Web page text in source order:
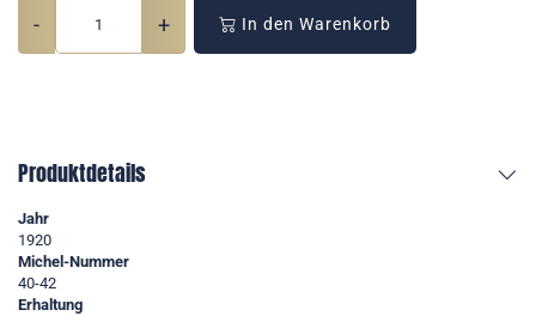
- + In den Warenkorb
Produktdetails
Jahr
1920
Michel-Nummer
40-42
Erhaltung